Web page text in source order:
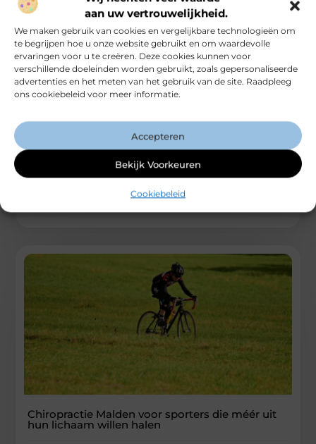
aan uw vertrouwelijkheid.
We maken gebruik van cookies en vergelijkbare technologieën om
te begrijpen hoe u onze website gebruikt en om waardevolle
ervaringen voor u te creëren. Deze cookies kunnen voor
verschillende doeleinden worden gebruikt, zoals gepersonaliseerde
advertenties en het meten van het gebruik van de site. Raadpleeg
ons cookiebeleid voor meer informatie.
Accepteren
Bekijk Voorkeuren
Cookiebeleid
Fysiotherapie Weert: professionele hulp bij
Lichamelijke klachten kunnen veel invloed hebben op het
dagelijks leven. Pijn bij bewegen, stijfheid, een blessure of
Chiropractie Malden voor sporters die méér uit
hun lichaam willen halen